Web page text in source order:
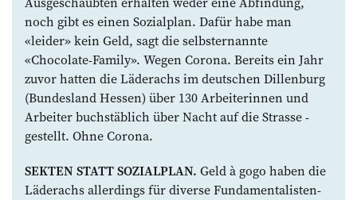
noch gibt es einen ­Sozialplan. Dafür habe man
«leider» kein Geld, sagt die selbsternannte
«Chocolate-Family». Wegen Corona. Bereits ein Jahr
zuvor hatten die ­Läderachs im deutschen Dillenburg
(Bundesland Hessen) über 130 ­Arbeiterinnen und
Arbeiter buchstäblich über Nacht auf die Strasse ­
gestellt. Ohne Corona.
SEKTEN STATT SOZIALPLAN. Geld à gogo haben die
Läderachs allerdings für diverse Fundamentalisten-